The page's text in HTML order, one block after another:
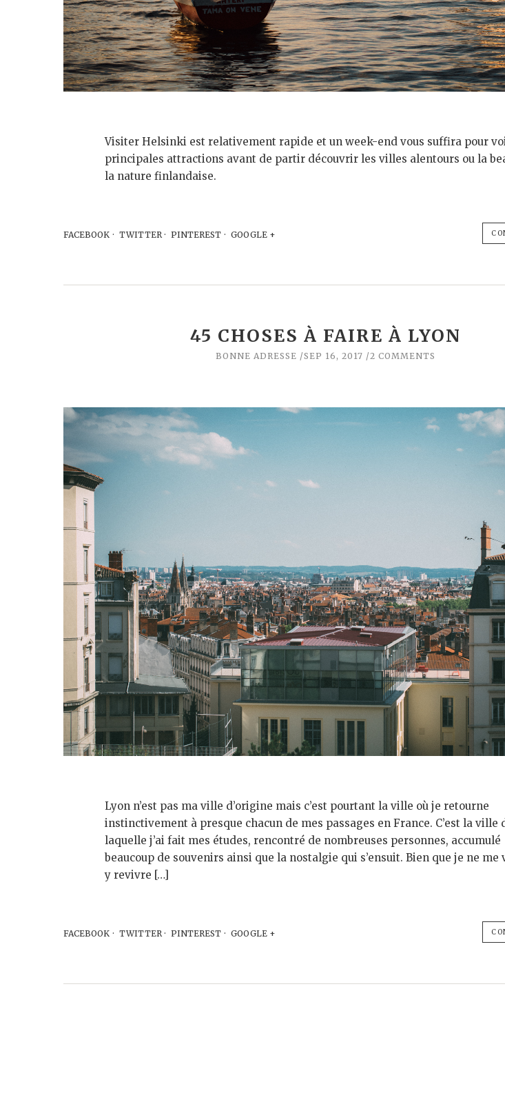
Visiter Helsinki est relativement rapide et un week-end vous suffira pour
principales attractions avant de partir découvrir les villes alentours ou la
la nature finlandaise.
FACEBOOK TWITTER PINTEREST GOOGLE +
45 CHOSES À FAIRE À LYON
BONNE ADRESSE SEP 16, 2017 2 COMMENTS
Lyon n’est pas ma ville d’origine mais c’est pourtant la ville où je retourne
instinctivement à presque chacun de mes passages en France. C’est la ville
laquelle j’ai fait mes études, rencontré de nombreuses personnes, accumulé
beaucoup de souvenirs ainsi que la nostalgie qui s’ensuit. Bien que je ne me
y revivre […]
FACEBOOK TWITTER PINTEREST GOOGLE +